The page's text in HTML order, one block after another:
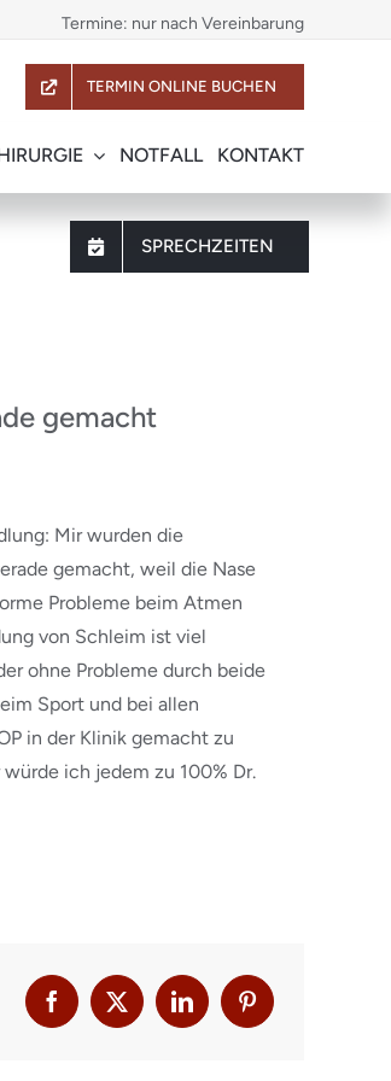
Termine: nur nach Vereinbarung
TERMIN ONLINE BUCHEN
NOTFALL KONTAKT
SPRECHZEITEN
gemacht
Mir wurden die
gemacht, weil die Nase
Probleme beim Atmen
von Schleim ist viel
ohne Probleme durch beide
Sport und bei allen
in der Klinik gemacht zu
ich jedem zu 100% Dr.